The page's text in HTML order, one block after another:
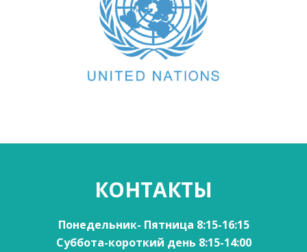
КОНТАКТЫ
Понедельник- Пятница 8:15-16:15
Суббота-короткий день 8:15-14:00